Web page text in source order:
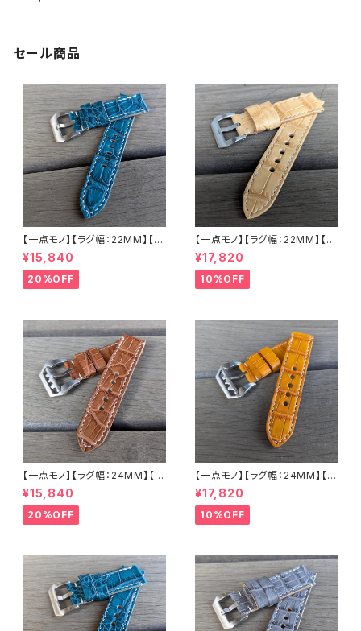
セール商品
【一点モノ】【ラグ幅：22MM】【手
縫い】【ストレート型】【2P-ALE
M22o-1】アリゲーター 腹ワニ
エメラルド 国産なめしの本革 下
地 オイル ヌメ革 ハンドメイド
¥15,840
20%OFF
【一点モノ】【ラグ幅：22MM】【ス
トレート型】【2P-ALWHEAT22
-1】アリゲーター 腹ワニ テイル
ウィート/ベージュ 国産なめしの
本革 下地 ヌメ革ナチュラル ハ
¥17,820
10%OFF
【一点モノ】【ラグ幅：24MM】【手
縫い】【ストレート型】【2P-ALBR
24S-1】アリゲーター 腹ワニ テ
イル ウォルナット/カフェブラウン
国産なめしの本革 下地 ヌメ革
LEVEL7
¥15,840
20%OFF
【一点モノ】【ラグ幅：24MM】【手
縫い】【ストレート型】【2P-ALLB
R24S-1】アリゲーター 腹ワニ
テイル タバック/オレンジイエロ
ー 国産なめしの本革 下地 ヌメ
LEVEL7
¥17,820
10%OFF